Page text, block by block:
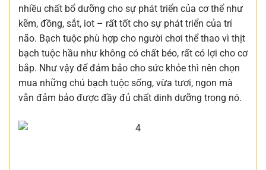
nhiều chất bổ dưỡng cho sự phát triển của cơ thể như
kẽm, đồng, sắt, iot – rất tốt cho sự phát triển của trí
não. Bạch tuộc phù hợp cho người chơi thể thao vì thịt
bạch tuộc hầu như không có chất béo, rất có lợi cho cơ
bắp. Như vậy để đảm bảo cho sức khỏe thì nên chọn
mua những chú bạch tuộc sống, vừa tươi, ngon mà
vẫn đảm bảo được đầy đủ chất dinh dưỡng trong nó.